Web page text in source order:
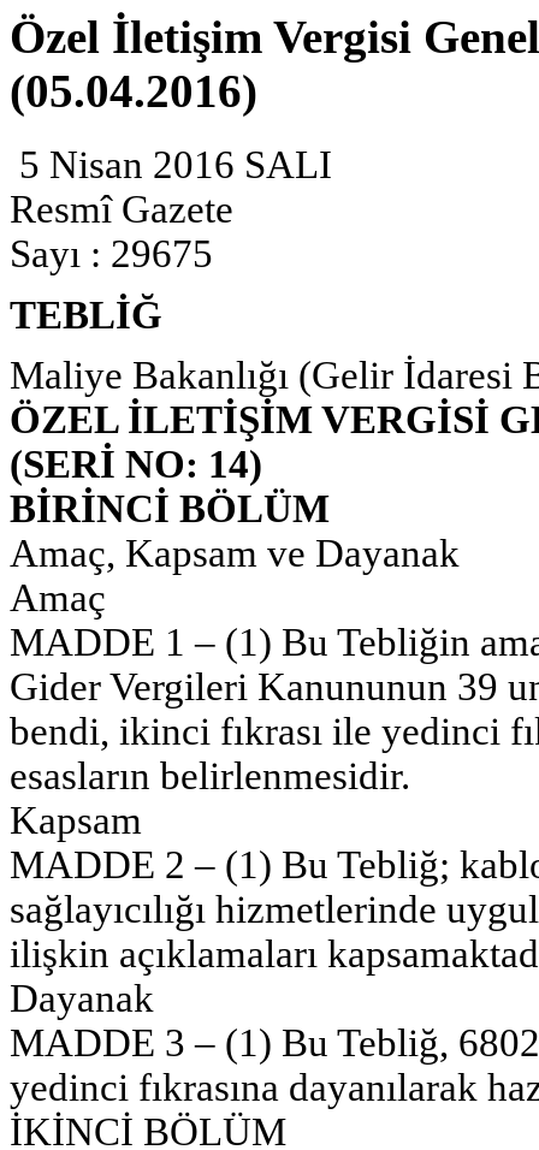
Özel İletişim Vergisi
(05.04.2016)
5 Nisan 2016 SALI
Resmî Gazete
Sayı : 29675
TEBLİĞ
Maliye Bakanlığı (Gelir İdaresi
ÖZEL İLETİŞİM VERGİSİ
(SERİ NO: 14)
BİRİNCİ BÖLÜM
Amaç, Kapsam ve Dayanak
Amaç
MADDE 1 – (1) Bu Tebliğin
Gider Vergileri Kanununun 39
bendi, ikinci fıkrası ile yedinci
esasların belirlenmesidir.
Kapsam
MADDE 2 – (1) Bu Tebliğ;
sağlayıcılığı hizmetlerinde
ilişkin açıklamaları
Dayanak
MADDE 3 – (1) Bu Tebliğ,
yedinci fıkrasına dayanılarak
İKİNCİ BÖLÜM